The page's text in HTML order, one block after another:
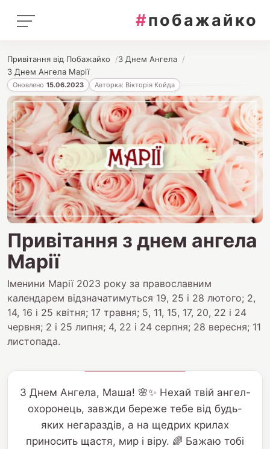
#побажайко
Привітання від Побажайко
З Днем Ангела
З Днем Ангела Марії
Оновлено 15.06.2023 Авторка: Вікторія Койда
Привітання з днем ангела
Марії
Іменини Марії 2023 року за православним
календарем відзначатимуться 19, 25 і 28 лютого; 2,
14, 16 і 25 квітня; 17 травня; 5, 11, 15, 17, 20, 22 і 24
червня; 2 і 25 липня; 4, 22 і 24 серпня; 28 вересня; 11
листопада.
З Днем Ангела, Маша! 🌸✨ Нехай твій ангел-
охоронець, завжди береже тебе від будь-
яких негараздів, а на щедрих крилах
приносить щастя, мир і віру. 🌈 Бажаю тобі